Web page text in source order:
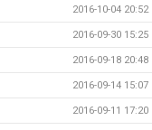
2016-10-04 20:52
2016-09-30 15:25
2016-09-18 20:48
2016-09-14 15:07
2016-09-11 17:20